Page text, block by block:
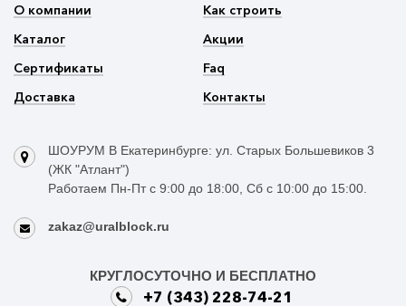
О компании
Каталог
Сертификаты
Доставка
Как строить
Акции
Faq
Контакты
ШОУРУМ В Екатеринбурге: ул. Старых Большевиков 3
(ЖК "Атлант")
Работаем Пн-Пт с 9:00 до 18:00, Сб с 10:00 до 15:00.
zakaz@uralblock.ru
КРУГЛОСУТОЧНО И БЕСПЛАТНО
+7 (343) 228-74-21